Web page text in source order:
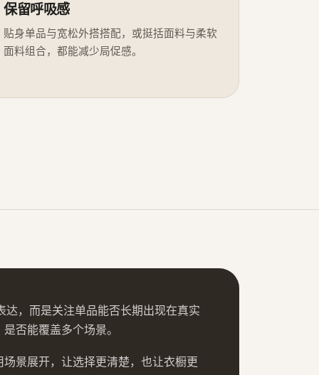
保留呼吸感
贴身单品与宽松外搭搭配，或挺括面料与柔软
面料组合，都能减少局促感。
，而是关注单品能否长期出现在真实
否能覆盖多个场景。
景展开，让选择更清楚，也让衣橱更